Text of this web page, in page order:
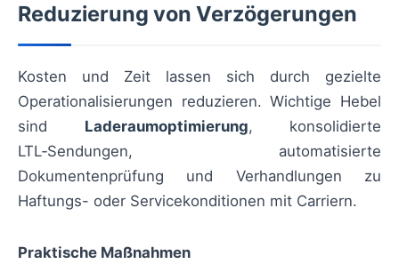
Reduzierung von Verzögerungen
Kosten und Zeit lassen sich durch gezielte
Operationalisierungen reduzieren. Wichtige Hebel
sind Laderaumoptimierung, konsolidierte
LTL‑Sendungen, automatisierte
Dokumentenprüfung und Verhandlungen zu
Haftungs- oder Servicekonditionen mit Carriern.
Praktische Maßnahmen